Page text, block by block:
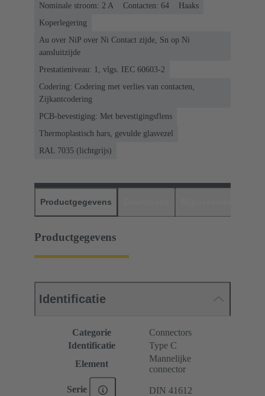
Nominale stroom: ‌2 A
Contacten: 64
Haaks
Koperlegering
Au over NiP over Ni Contact zijde, Sn op Ni
aansluitzijde
Prestatieniveau: 1, vlgs. IEC 60603-2
Codering: Codering met verlies van contacten,
Zijkantcodering
PCB-bevestiging: Met bevestigingsflens
Thermoplastisch hars, gevulde glasvezel
RAL 7035 (lichtgrijs)
Productgegevens
Productgegevens
Identificatie
Categorie
Connectors
Identificatie
Type C
Element
Mannelijke
connector
Serie DIN 41612